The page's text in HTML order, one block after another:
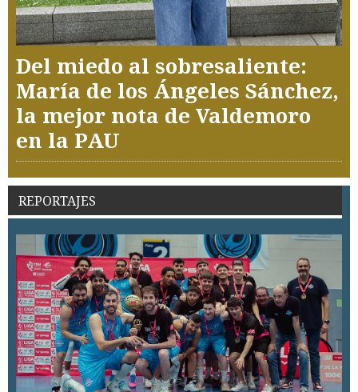
Del miedo al sobresaliente:
María de los Ángeles Sánchez,
la mejor nota de Valdemoro
en la PAU
REPORTAJES